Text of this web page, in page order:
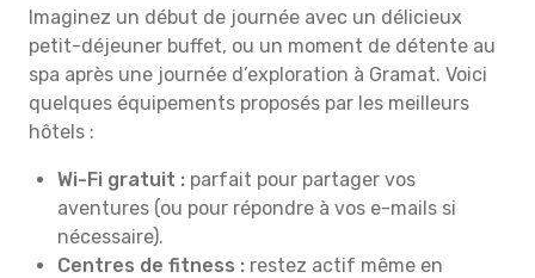
Imaginez un début de journée avec un délicieux
petit-déjeuner buffet, ou un moment de détente au
spa après une journée d’exploration à Gramat. Voici
quelques équipements proposés par les meilleurs
hôtels :
Wi-Fi gratuit : parfait pour partager vos
aventures (ou pour répondre à vos e-mails si
nécessaire).
Centres de fitness : restez actif même en